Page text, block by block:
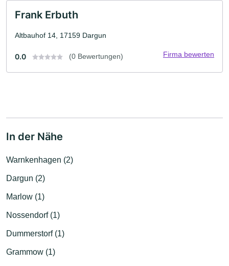
Frank Erbuth
Altbauhof 14, 17159 Dargun
0.0 (0 Bewertungen) Firma bewerten
In der Nähe
Warnkenhagen (2)
Dargun (2)
Marlow (1)
Nossendorf (1)
Dummerstorf (1)
Grammow (1)